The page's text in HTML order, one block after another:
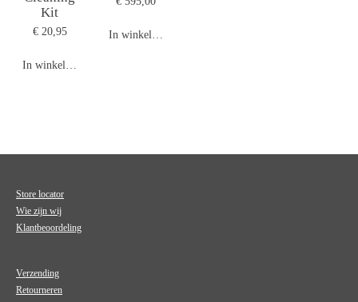
Kit
€ 20,95
In winkelwagen
In winkelwagen
Store locator
Wie zijn wij
Klantbeoordeling
Verzending
Retourneren